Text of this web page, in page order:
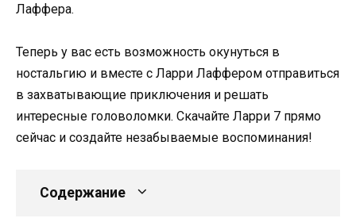
Лаффера.
Теперь у вас есть возможность окунуться в
ностальгию и вместе с Ларри Лаффером отправиться
в захватывающие приключения и решать
интересные головоломки. Скачайте Ларри 7 прямо
сейчас и создайте незабываемые воспоминания!
Содержание